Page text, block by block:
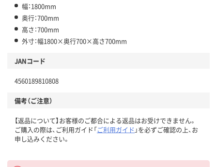
幅：1800mm
奥行：700mm
高さ：700mm
外寸：幅1800×奥行700×高さ700mm
JANコード
4560189810808
備考（ご注意）
【返品について】お客様のご都合による返品はお受けできません。
ご購入の際は、ご利用ガイド「ご利用ガイド 」を必ずご確認の上、お
申し込みください。